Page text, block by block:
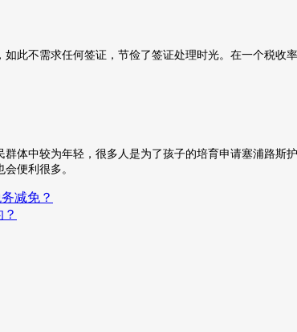
此不需求任何签证，节俭了签证处理时光。在一个税
群体中较为年轻，很多人是为了孩子的培育申请塞浦路
便利很多。
减免？